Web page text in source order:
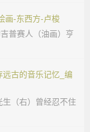
画-东西方-卢梭
普赛人（油画）亨
古的音乐记忆_编
生（右）曾经忍不住